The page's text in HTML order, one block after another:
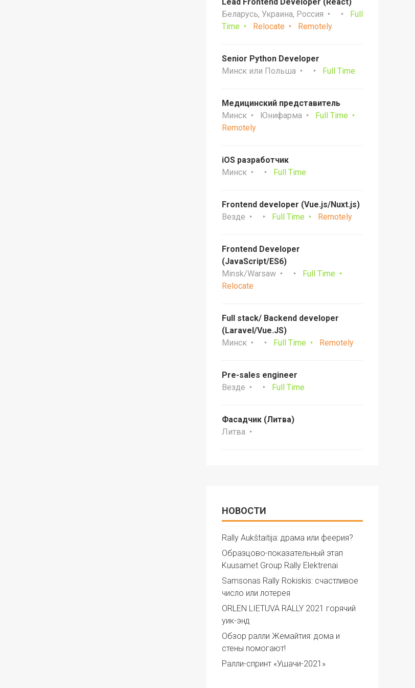
Беларусь, Украина, Россия
Full
Time
Relocate Remotely
Senior Python Developer
Минск или Польша
Full Time
Медицинский представитель
Минск
Юнифарма
Full Time
Remotely
iOS разработчик
Минск
Full Time
Frontend developer (Vue.js/Nuxt.js)
Везде
Full Time Remotely
Frontend Developer
(JavaScript/ES6)
Minsk/Warsaw
Full Time
Relocate
Full stack/ Backend developer
(Laravel/Vue.JS)
Минск
Full Time Remotely
Pre-sales engineer
Везде
Full Time
Фасадчик (Литва)
Литва
НОВОСТИ
Rally Aukštaitija: драма или феерия?
Образцово-показательный этап
Kuusamet Group Rally Elektrenai
Samsonas Rally Rokiskis: счастливое
число или лотерея
ORLEN LIETUVA RALLY 2021 горячий
уик-энд
Обзор ралли Жемайтия: дома и
стены помогают!
Ралли-спринт «Ушачи-2021»